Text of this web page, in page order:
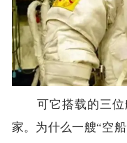
可它搭载的三位
家。为什么一艘“空